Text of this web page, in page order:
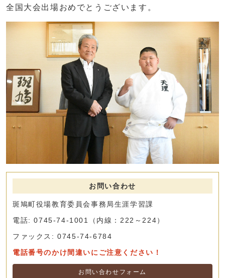
全国大会出場おめでとうございます。
お問い合わせ
斑鳩町役場教育委員会事務局生涯学習課
電話: 0745-74-1001（内線：222～224）
ファックス: 0745-74-6784
電話番号のかけ間違いにご注意ください！
お問い合わせフォーム